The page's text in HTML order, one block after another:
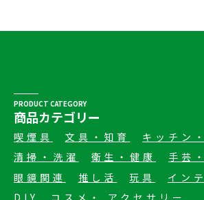
PRODUCT CATEGORY
商品カテゴリー
喫煙具 文具・知育
キッチン
清掃・洗濯
衛生・健康
手芸
眼鏡関連
推し活 玩具
イン